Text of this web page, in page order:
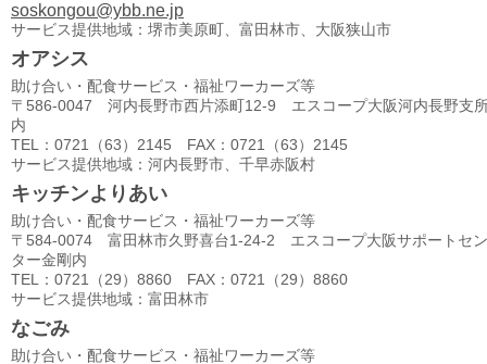
soskongou@ybb.ne.jp
サービス提供地域：堺市美原町、富田林市、大阪狭山市
オアシス
助け合い・配食サービス・福祉ワーカーズ等
〒586-0047 河内長野市西片添町12-9 エスコープ大阪河内長野支
内
TEL：0721（63）2145 FAX：0721（63）2145
サービス提供地域：河内長野市、千早赤阪村
キッチンよりあい
助け合い・配食サービス・福祉ワーカーズ等
〒584-0074 富田林市久野喜台1-24-2 エスコープ大阪サポートセン
ター金剛内
TEL：0721（29）8860 FAX：0721（29）8860
サービス提供地域：富田林市
なごみ
助け合い・配食サービス・福祉ワーカーズ等